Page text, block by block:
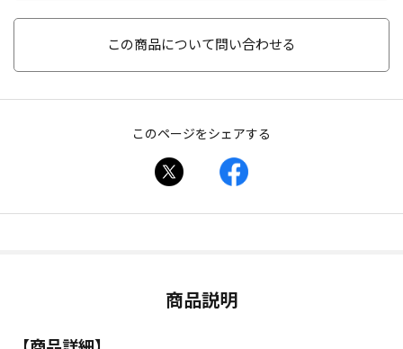
この商品について問い合わせる
このページをシェアする
商品説明